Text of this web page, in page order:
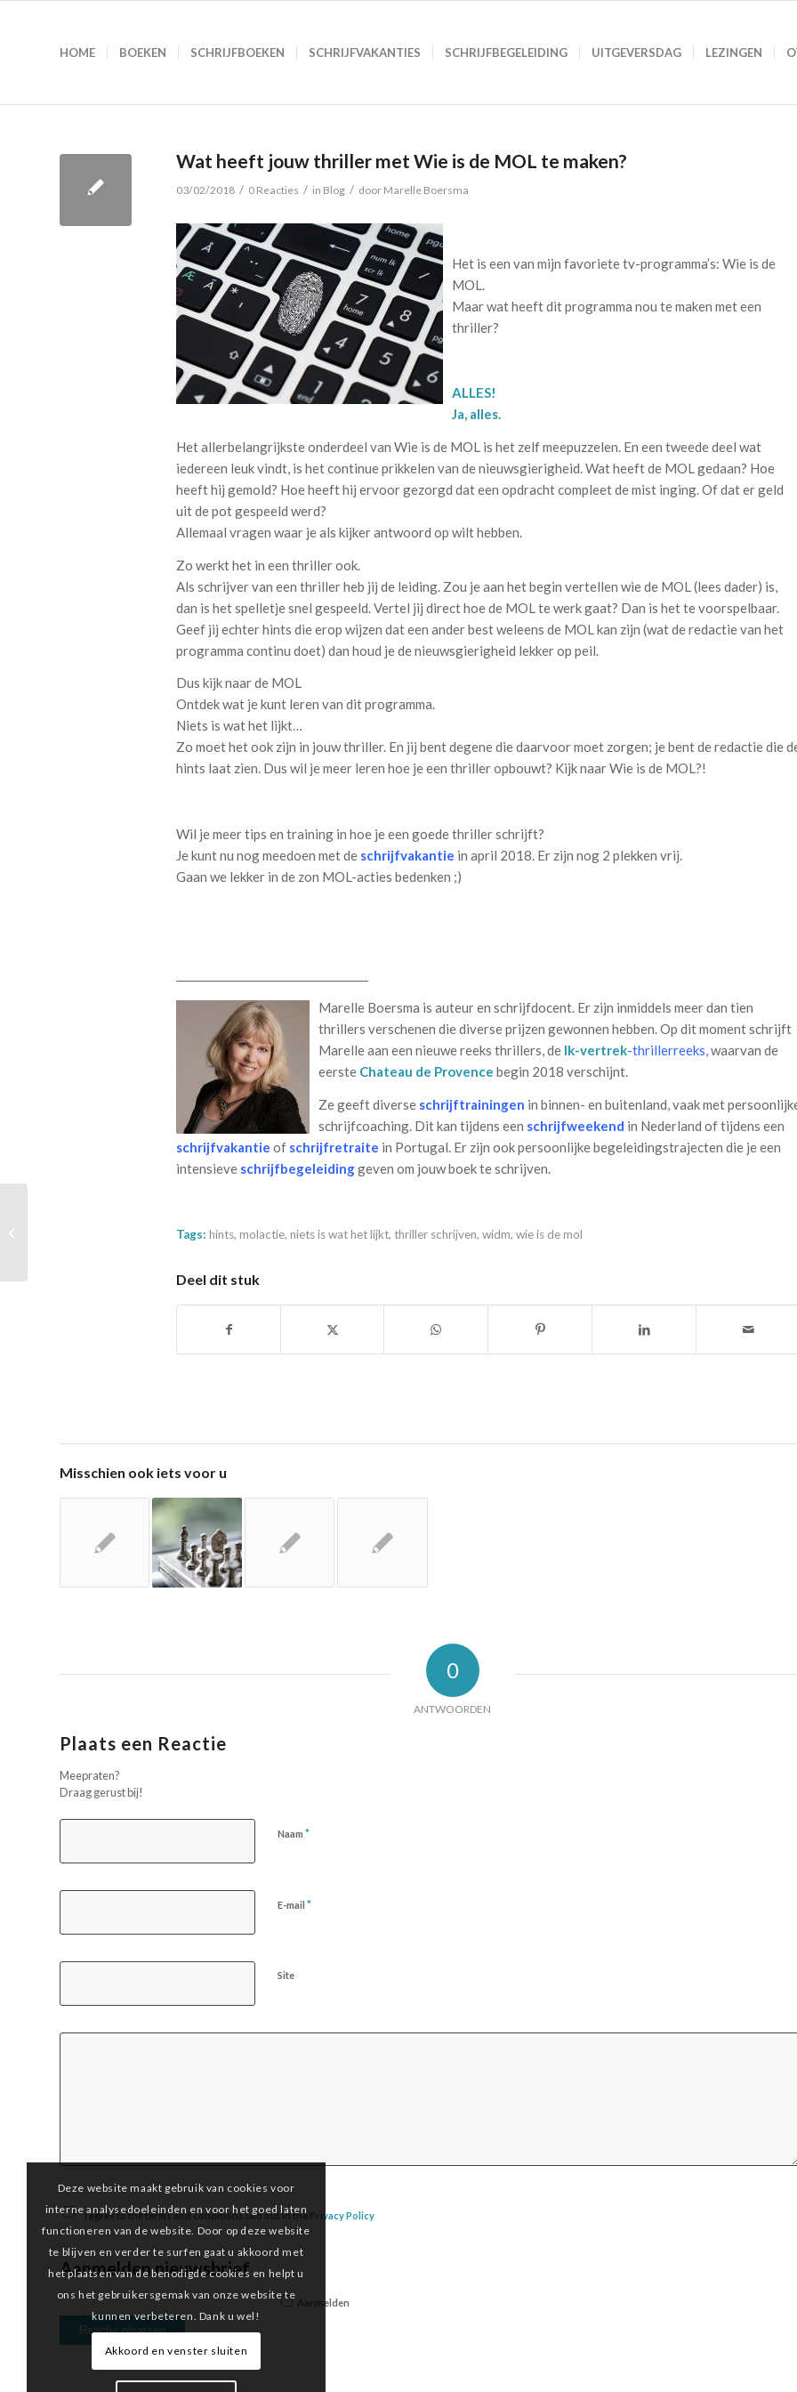
HOME BOEKEN SCHRIJFBOEKEN SCHRIJFVAKANTIES SCHRIJFBEGELEIDING UITGEVERSDAG LEZINGEN
Wat heeft jouw thriller met Wie is de MOL te maken?
03/02/2018 / 0 Reacties / in Blog / door Marelle Boersma
Het is een van mijn favoriete tv-programma’s: Wie is de
MOL.
Maar wat heeft dit programma nou te maken met een
thriller?
ALLES!
Ja, alles.
Het allerbelangrijkste onderdeel van Wie is de MOL is het zelf meepuzzelen. En een tweede deel wat
iedereen leuk vindt, is het continue prikkelen van de nieuwsgierigheid. Wat heeft de MOL gedaan? Hoe
heeft hij gemold? Hoe heeft hij ervoor gezorgd dat een opdracht compleet de mist inging. Of dat er geld
uit de pot gespeeld werd?
Allemaal vragen waar je als kijker antwoord op wilt hebben.
Zo werkt het in een thriller ook.
Als schrijver van een thriller heb jij de leiding. Zou je aan het begin vertellen wie de MOL (lees dader) is,
dan is het spelletje snel gespeeld. Vertel jij direct hoe de MOL te werk gaat? Dan is het te voorspelbaar.
Geef jij echter hints die erop wijzen dat een ander best weleens de MOL kan zijn (wat de redactie van het
programma continu doet) dan houd je de nieuwsgierigheid lekker op peil.
Dus kijk naar de MOL
Ontdek wat je kunt leren van dit programma.
Niets is wat het lijkt…
Zo moet het ook zijn in jouw thriller. En jij bent degene die daarvoor moet zorgen; je bent de redactie die
hints laat zien. Dus wil je meer leren hoe je een thriller opbouwt? Kijk naar Wie is de MOL?!
Wil je meer tips en training in hoe je een goede thriller schrijft?
Je kunt nu nog meedoen met de schrijfvakantie in april 2018. Er zijn nog 2 plekken vrij.
Gaan we lekker in de zon MOL-acties bedenken ;)
Marelle Boersma is auteur en schrijfdocent. Er zijn inmiddels meer dan tien
thrillers verschenen die diverse prijzen gewonnen hebben. Op dit moment schrijft
Marelle aan een nieuwe reeks thrillers, de Ik-vertrek-thrillerreeks,waarvan de
eerste Chateau de Provence begin 2018 verschijnt.
Ze geeft diverse schrijftrainingen in binnen- en buitenland, vaak met
schrijfcoaching. Dit kan tijdens een schrijfweekend in Nederland of tijdens een
schrijfvakantie of schrijfretraite in Portugal. Er zijn ook persoonlijke begeleidingstrajecten die je een
intensieve schrijfbegeleidinggeven om jouw boek te schrijven.
Tags: hints, molactie, niets is wat het lijkt, thriller schrijven, widm, wie is de mol
Deel dit stuk
Misschien ook iets voor u
0
ANTWOORDEN
Plaats een Reactie
Meepraten?
Draag gerust bij!
Naam *
E-mail *
Site
I agree to the terms and conditions laid out in the Privacy Policy
Aanmelden nieuwsbrief
Aanmelden
Deze website maakt gebruik van cookies voor
interne analysedoeleinden en voor het goed laten
functioneren van de website. Door op deze website
te blijven en verder te surfen gaat u akkoord met
het plaatsen van de benodigde cookies en helpt u
ons het gebruikersgemak van onze website te
kunnen verbeteren. Dank u wel!
Akkoord en venster sluiten